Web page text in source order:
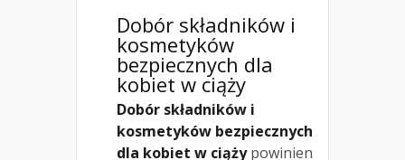
Dobór składników i
kosmetyków
bezpiecznych dla
kobiet w ciąży
Dobór składników i
kosmetyków bezpiecznych
dla kobiet w ciążypowinien